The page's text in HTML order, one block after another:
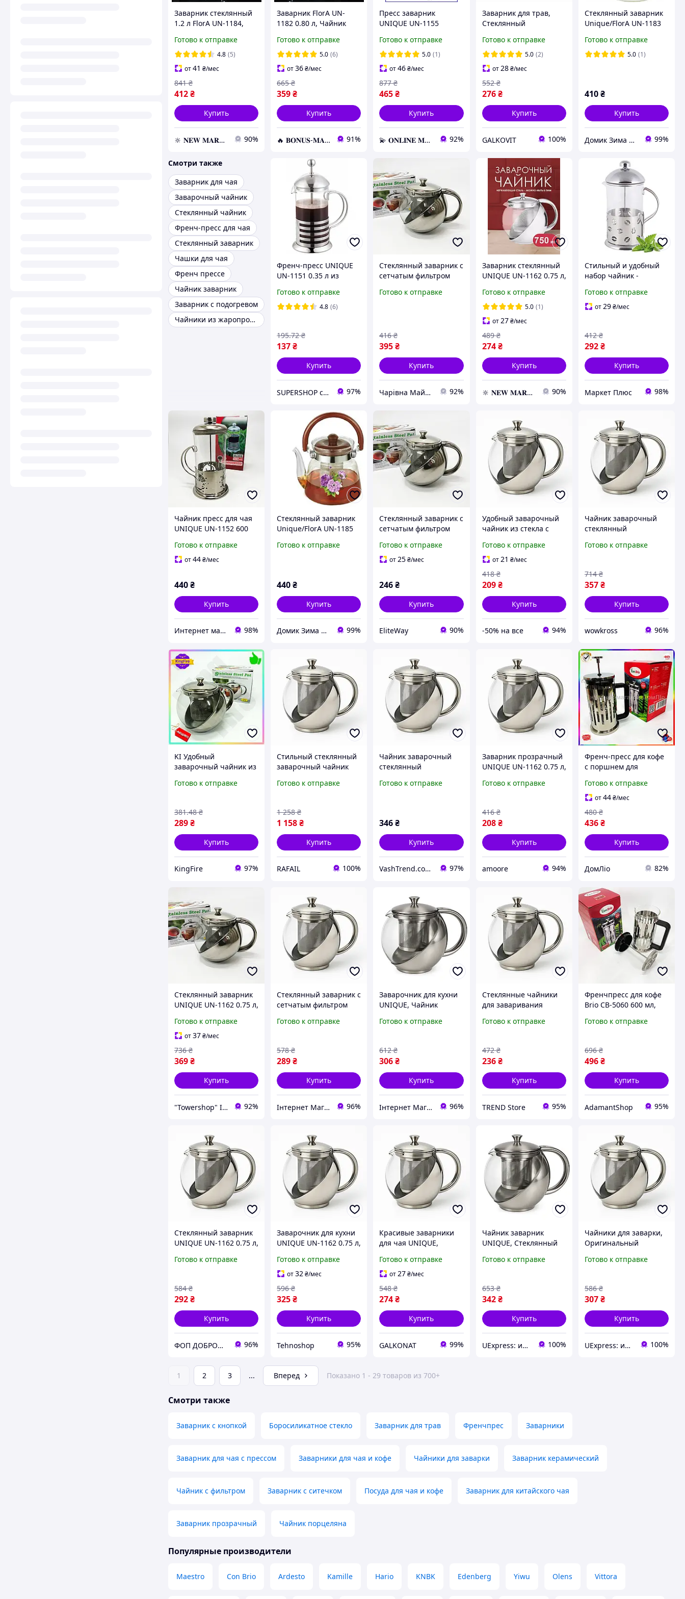
Заварник стеклянный
1.2 л FlorA UN-1184,
металлическим ситом
Готово к отправке
4.8 (5)
от41 ₴/мес
412₴
841 ₴
Купить
🔆 𝐍𝐄𝐖 𝐌𝐀𝐑𝐊𝐄𝐓 🔆 – Продукция премиум-класса от официального представителя! 90%
Заварник FlorA UN-
1182 0.80 л, Чайник
для плиты
Готово к отправке
5.0 (6)
от36₴/мес
359₴
665 ₴
Купить
🔥 𝐁𝐎𝐍𝐔𝐒-𝐌𝐀𝐑𝐊𝐄𝐓 🔥 – Трендовые товары по лучшим ценам 91%
Пресс заварник
UNIQUE UN-1155
Френч-пресс/600 мл/
для кофе и чая
Готово к отправке
5.0 (1)
от46₴/мес
465₴
877 ₴
Купить
💫 𝐎𝐍𝐋𝐈𝐍𝐄 𝐌𝐀𝐑𝐊𝐄𝐓 💫 – Актуальные товары по самым выгодным ценам! 92%
Заварник для трав,
Стеклянный
для чая чайники,
Стильный чайник
заварочный RA-35
Готово к отправке
5.0 (2)
от28 ₴/мес
276 ₴
552 ₴
Купить
GALKOVIT 100%
Стеклянный заварник
Unique/FlorA UN-1183
Готово к отправке
5.0 (1)
410₴
Купить
Домик Зима Лето 99%
Смотри также
Заварник для чая
Заварочный чайник
Стеклянный чайник
Френч-пресс для чая
Стеклянный заварник
Чашки для чая
Френч прессе
Чайник заварник
Заварник с подогревом
Чайники из жаропрочного стекла
Френч-пресс UNIQUE
UN-1151 0.35 л из
ручкой и пресс-
фильтром из
Готово к отправке
4.8 (6)
137₴
195.72 ₴
Купить
SUPERSHOP супер цены, супер выбор, супер покупки! 97%
Стеклянный заварник с
сетчатым фильтром
Удобный заварочный
Готово к отправке
395₴
416 ₴
Купить
Чарівна Майстерня 92%
Заварник стеклянный
UNIQUE UN-1162 0.75 л,
металлическим ситом
Готово к отправке
5.0 (1)
от27 ₴/мес
274 ₴
489 ₴
Купить
🔆 𝐍𝐄𝐖 𝐌𝐀𝐑𝐊𝐄𝐓 🔆 – Продукция премиум-класса от официального представителя! 90%
Стильный и удобный
набор чайник -
для чая, кофе + две
чашки, стекло 600 мл
Готово к отправке
от29₴/мес
292₴
412 ₴
Купить
Маркет Плюс 98%
Чайник пресс для чая
UNIQUE UN-1152 600
заварочный чайник из
стекла с ситом NR-52
Готово к отправке
от44₴/мес
440₴
Купить
Интернет магазин Veronеse 98%
Стеклянный заварник
Unique/FlorA UN-1185
Готово к отправке
440₴
Купить
Домик Зима Лето 99%
Стеклянный заварник с
сетчатым фильтром
Удобный заварочный
чайник из стекла с
Готово к отправке
от25₴/мес
246₴
Купить
EliteWay 90%
Удобный заварочный
чайник из стекла с
Заварник прозрачный,
Заварной стеклянный
Готово к отправке
от 21 ₴/мес
209 ₴
418 ₴
Купить
-50% на все 94%
Чайник заварочный
стеклянный
кухню UNIQUE,
Готово к отправке
357₴
714 ₴
Купить
wowkross 96%
KI Удобный
заварочный чайник из
ситом UNIQUE 0.75 л
кофе и чая FIR41_R
Готово к отправке
289₴
381.48 ₴
Купить
KingFire 97%
Стильный стеклянный
заварочный чайник
Чайник заварник,
DA-48
Готово к отправке
1 158₴
1 258 ₴
Купить
RAFAIL 100%
Чайник заварочный
стеклянный
кухню UNIQUE, Чайник
Готово к отправке
346₴
Купить
VashTrend.com.ua - Рознично-оптовый интернет магазин! 97%
Заварник прозрачный
UNIQUE UN-1162 0.75 л,
для чая, Красивый
Готово к отправке
208 ₴
416 ₴
Купить
amoore 94%
Френч-пресс для кофе
с поршнем для
напитков в офисе и
дома 600 мл из
нержавеющей стали
Готово к отправке
от44₴/мес
436₴
480 ₴
Купить
ДомЛіо 82%
Стеклянный заварник
UNIQUE UN-1162 0.75 л,
фильтром для дома и
офиса
Готово к отправке
от37₴/мес
369₴
736 ₴
Купить
"Towershop" Інтернет-магазин 92%
Стеклянный заварник с
сетчатым фильтром
Удобный заварочный
ситом
Готово к отправке
289₴
578 ₴
Купить
Інтернет Магазин "Tano" 96%
Заварочник для кухни
UNIQUE, Чайник
чайник с фильтром для
Готово к отправке
306₴
612 ₴
Купить
Інтернет Магазин "Tano" 96%
Стеклянные чайники
для заваривания
Приготовление чая с
заварника UQ-56
Готово к отправке
236 ₴
472 ₴
Купить
TREND Store 95%
Френчпресс для кофе
Brio CB-5060 600 мл,
Заварник стеклянный с
Готово к отправке
496₴
696 ₴
Купить
AdamantShop 95%
Стеклянный заварник
UNIQUE UN-1162 0.75 л,
Заварочный чайник
MX-90
Готово к отправке
292₴
584 ₴
Купить
ФОП ДОБРОНЕЦЬКА С.М. 96%
Заварочник для кухни
UNIQUE UN-1162 0.75 л,
помощью пресс-
заварника DM-21
Готово к отправке
от32₴/мес
325₴
596 ₴
Купить
Tehnoshop 95%
Красивые заварники
для чая UNIQUE,
заварочные чайники,
Чайник со стеклянным
заварником AZ-63
Готово к отправке
от27₴/мес
274₴
548 ₴
Купить
GALKONAT 99%
Чайник заварник
UNIQUE, Стеклянный
стеклянным
Заварники для чая и
кофе GK-93
Готово к отправке
342 ₴
653 ₴
Купить
UExpress: интернет-магазин 100%
Чайники для заварки,
Оригинальный
Эксклюзивные
XT-86
Готово к отправке
307₴
586 ₴
Купить
UExpress: интернет-магазин 100%
1 2 3 ... Вперед Показано 1 - 29 товаров из 700+
Смотри также
Заварник с кнопкой Боросиликатное стекло Заварник для трав Френчпрес Заварники
Заварник для чая с прессом Заварники для чая и кофе Чайники для заварки Заварник керамический
Чайник с фильтром Заварник с ситечком Посуда для чая и кофе Заварник для китайского чая
Заварник прозрачный Чайник порцеляна
Популярные производители
Maestro Con Brio Ardesto Kamille Hario KNBK Edenberg Yiwu Olens Vittora